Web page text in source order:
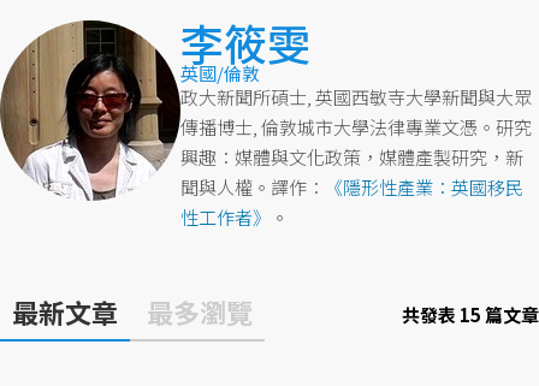
李筱雯
英國/倫敦
政大新聞所碩士, 英國西敏寺大學新聞與大眾
傳播博士, 倫敦城市大學法律專業文憑。研究
興趣：媒體與文化政策，媒體產製研究，新
聞與人權。譯作：
《隱形性產業：英國移民
性工作者》
。
最新文章 最多瀏覽 共發表 15 篇文章